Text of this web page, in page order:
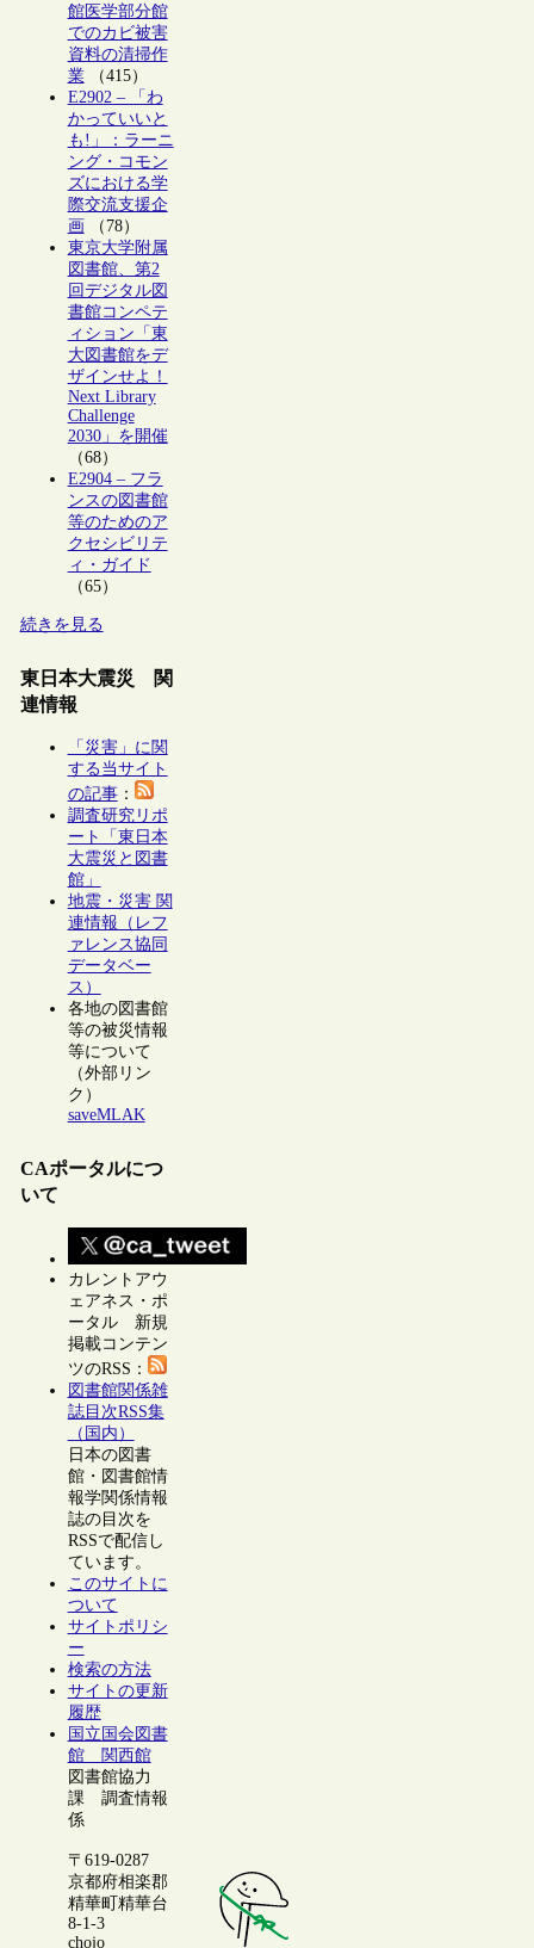
館医学部分館
でのカビ被害
資料の清掃作
業（415）
E2902 – 「わ
かっていいと
も!」：ラーニ
ング・コモン
ズにおける学
際交流支援企
画 （78）
東京大学附属
図書館、第2
回デジタル図
書館コンペテ
ィション「東
大図書館をデ
ザインせよ！
Next Library
Challenge
2030」を開催
（68）
E2904 – フラ
ンスの図書館
等のためのア
クセシビリテ
ィ・ガイド
（65）
続きを見る
東日本大震災 関
連情報
「災害」に関
する当サイト
の記事：
調査研究リポ
ート「東日本
大震災と図書
館」
地震・災害 関
連情報（レフ
ァレンス協同
データベー
ス）
各地の図書館
等の被災情報
等について
（外部リン
ク）
saveMLAK
CAポータルにつ
いて
カレントアウ
ェアネス・ポ
ータル 新規
掲載コンテン
ツのRSS：
図書館関係雑
誌目次RSS集
（国内）
日本の図書
館・図書館情
報学関係情報
誌の目次を
RSSで配信し
ています。
このサイトに
ついて
サイトポリシ
ー
検索の方法
サイトの更新
履歴
国立国会図書
館 関西館
図書館協力
課 調査情報
係
〒619-0287
京都府相楽郡
精華町精華台
8-1-3
chojo